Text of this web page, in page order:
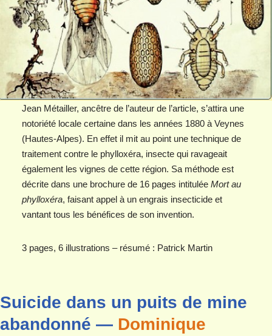
Jean Métailler, ancêtre de l’auteur de l’article, s’attira une
notoriété locale certaine dans les années 1880 à Veynes
(Hautes-Alpes). En effet il mit au point une technique de
traitement contre le phylloxéra, insecte qui ravageait
également les vignes de cette région. Sa méthode est
décrite dans une brochure de 16 pages intitulée Mort au
phylloxéra, faisant appel à un engrais insecticide et
vantant tous les bénéfices de son invention.
3 pages, 6 illustrations – résumé : Patrick Martin
Suicide dans un puits de mine
abandonné — Dominique